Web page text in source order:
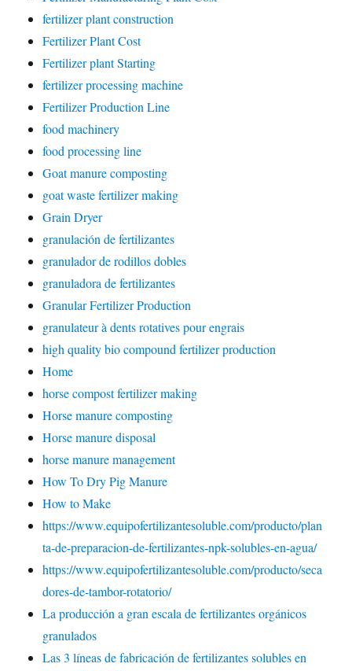
fertilizer plant construction
Fertilizer Plant Cost
Fertilizer plant Starting
fertilizer processing machine
Fertilizer Production Line
food machinery
food processing line
Goat manure composting
goat waste fertilizer making
Grain Dryer
granulación de fertilizantes
granulador de rodillos dobles
granuladora de fertilizantes
Granular Fertilizer Production
granulateur à dents rotatives pour engrais
high quality bio compound fertilizer production
Home
horse compost fertilizer making
Horse manure composting
Horse manure disposal
horse manure management
How To Dry Pig Manure
How to Make
https://www.equipofertilizantesoluble.com/producto/plan
ta-de-preparacion-de-fertilizantes-npk-solubles-en-agua/
https://www.equipofertilizantesoluble.com/producto/seca
dores-de-tambor-rotatorio/
La producción a gran escala de fertilizantes orgánicos
granulados
Las 3 líneas de fabricación de fertilizantes solubles en